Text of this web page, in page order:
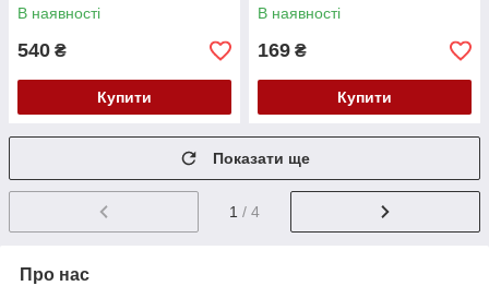
В наявності
540 ₴
Купити
В наявності
169 ₴
Купити
Показати ще
1 / 4
Про нас